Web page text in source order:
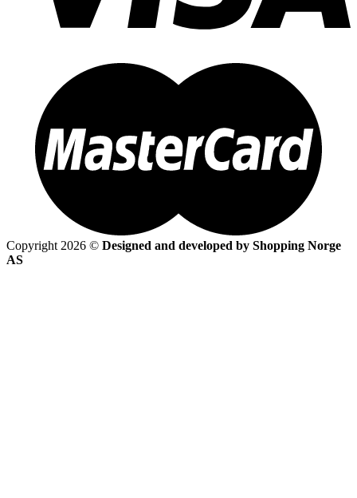
Copyright 2026 © Designed and developed by Shopping Norge
AS